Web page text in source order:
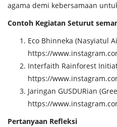
agama demi kebersamaan
Contoh Kegiatan Seturut
Eco Bhinneka (Nasyiatul
https://
Interfaith Rainforest
https://
Jaringan GUSDURian
https://
Pertanyaan Refleksi